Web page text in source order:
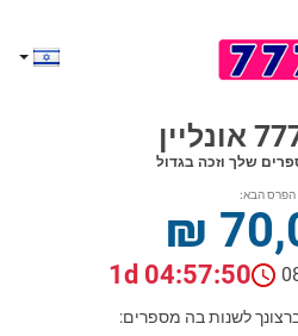
שלך וזכה בגדול
הפרס הבא:
₪
1d 04:57:49
לשנות בה מספרים: